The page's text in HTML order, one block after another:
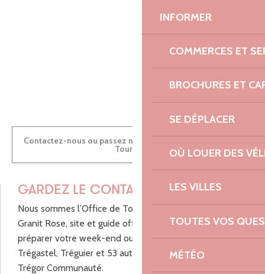
INFORMER
COMMERCES ET
BROCHURES ET
SE DÉPLACER
OÙ LOUER DES
LES VILLES
TOUTES VOS
MÉTÉO
MARINE
ANTOINE
Contactez-nous ou passez nous voir dans nos Offices de
Tourisme
GARDEZ LE CONTACT !
Nous sommes l’Office de Tourisme Bretagne - Côte de
Granit Rose, site et guide officiel pour vous aider à
préparer votre week-end ou vos vacances à Lannion,
Trégastel, Tréguier et 53 autres communes de Lannion-
Trégor Communauté.